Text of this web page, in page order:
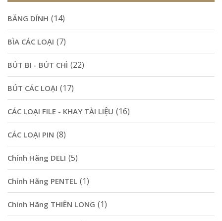
BĂNG DÍNH (14)
BÌA CÁC LOẠI (7)
BÚT BI - BÚT CHÌ (22)
BÚT CÁC LOẠI (17)
CÁC LOẠI FILE - KHAY TÀI LIỆU (16)
CÁC LOẠI PIN (8)
Chính Hãng DELI (5)
Chính Hãng PENTEL (1)
Chính Hãng THIÊN LONG (1)